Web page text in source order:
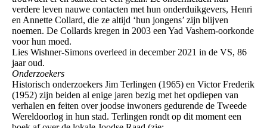
verdere leven nauwe contacten met hun onderduikgevers, Henri
en Annette Collard, die ze altijd ‘hun jongens’ zijn blijven
noemen. De Collards kregen in 2003 een Yad Vashem-oorkonde
voor hun moed.
Lies Wishner-Simons overleed in december 2021 in de VS, 86
jaar oud.
Onderzoekers
Historisch onderzoekers Jim Terlingen (1965) en Victor Frederik
(1952) zijn beiden al enige jaren bezig met het opdiepen van
verhalen en feiten over joodse inwoners gedurende de Tweede
Wereldoorlog in hun stad. Terlingen rondt op dit moment een